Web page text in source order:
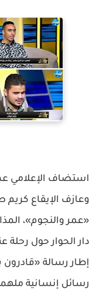
استضاف الإعلامي
وعازف الإيقاع
«عمر والنجوم»،
دار الحوار حول رحلة
إطار رسالة
رسائل إنسانية